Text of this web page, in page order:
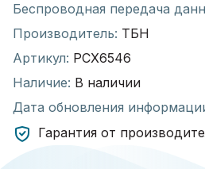
Беспроводная передача
Производитель: ТБН
Артикул: РСХ6546
Наличие: В наличии
Дата обновления
Гарантия от